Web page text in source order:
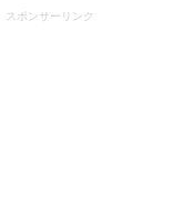
スポンサーリンク